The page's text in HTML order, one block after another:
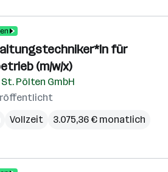
für
(m/w/x)
Pölten GmbH
Vollzeit 3.075,36 € monatlich